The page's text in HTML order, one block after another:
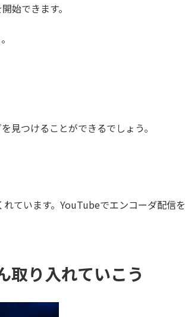
始できます。
見つけることができるでしょう。
ています。YouTubeでエンコーダ配信を
取り入れていこう